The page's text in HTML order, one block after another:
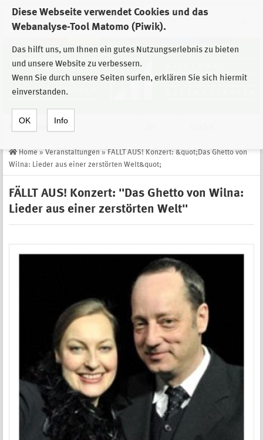
Diese Webseite verwendet Cookies und das
Webanalyse-Tool Matomo (Piwik).
Das hilft uns, um Ihnen ein gutes Nutzungserlebnis zu bieten
und unsere Website zu verbessern.
Wenn Sie durch unsere Seiten surfen, erklären Sie sich hiermit
einverstanden.
OK Info
Zur Auswahl der Einrichtungen der
Stiftung Sächsische Gedenkstätten
Home » Veranstaltungen » FÄLLT AUS! Konzert: &quot;Das Ghetto von
Wilna: Lieder aus einer zerstörten Welt&quot;
FÄLLT AUS! Konzert: "Das Ghetto von Wilna:
Lieder aus einer zerstörten Welt"